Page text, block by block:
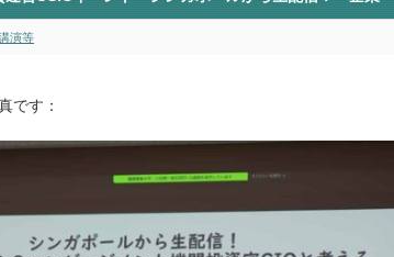
演等
です：